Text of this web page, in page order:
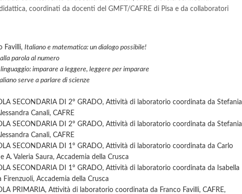
coordinati da docenti del GMFT/CAFRE di Pisa e da collaboratori
Favilli, Italiano e matematica: un dialogo possibile!
parola al numero
linguaggio: imparare a leggere, leggere per imparare
serve a parlare di scienze
SECONDARIA DI 2° GRADO, Attività di laboratorio coordinata da Stefania
Canali, CAFRE
SECONDARIA DI 2° GRADO, Attività di laboratorio coordinata da Stefania
Canali, CAFRE
SECONDARIA DI 1° GRADO, Attività di laboratorio coordinata da Carlo
A. Valeria Saura, Accademia della Crusca
SECONDARIA DI 1° GRADO, Attività di laboratorio coordinata da Isabella
Firenzuoli, Accademia della Crusca
PRIMARIA, Attività di laboratorio coordinata da Franco Favilli, CAFRE,